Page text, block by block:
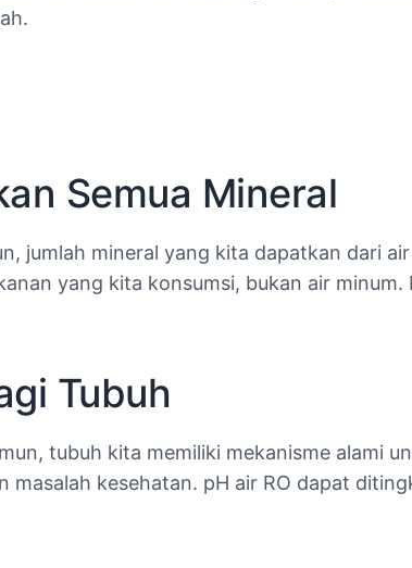
Semua Mineral
jumlah mineral yang kita dapatkan dari
yang kita konsumsi, bukan air minum.
Tubuh
tubuh kita memiliki mekanisme alami
kesehatan. pH air RO dapat